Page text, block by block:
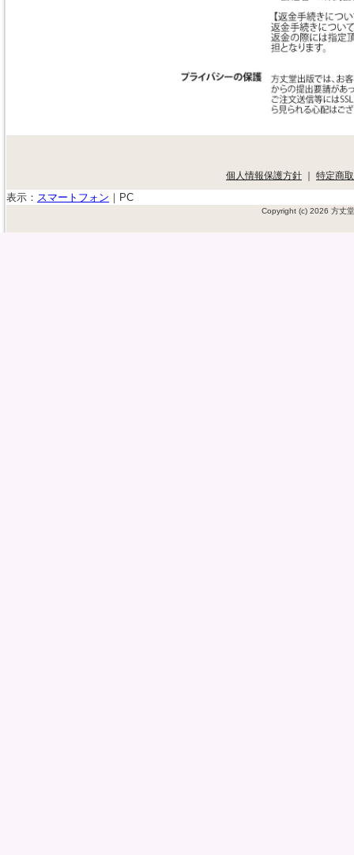
個人情報保護方針 ｜ 特定商
表示： スマートフォン ｜ PC
Copyright (c) 2026 方丈